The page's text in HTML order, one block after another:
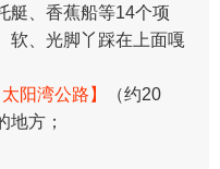
艇、香蕉船等14个项
软、光脚丫踩在上面嘎
太阳湾公路】
（约20
地方；